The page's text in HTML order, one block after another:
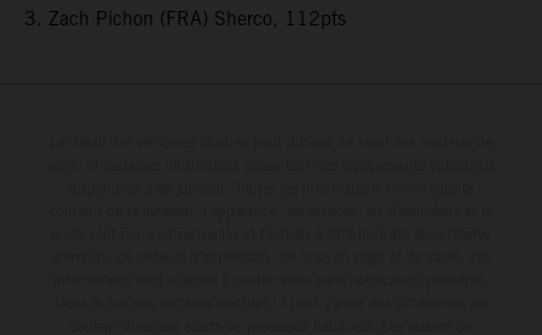
3. Zach Pichon (FRA) Sherco, 112pts